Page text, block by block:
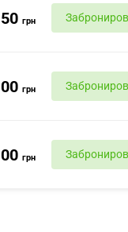
грн
грн
грн